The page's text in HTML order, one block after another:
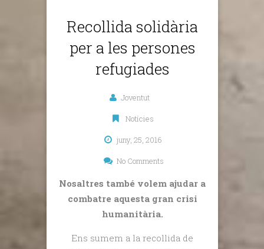
Recollida solidària
per a les persones
refugiades
Joventut
Notícies
juny, 25, 2016
No Comments
Nosaltres també volem ajudar a
combatre aquesta gran crisi
humanitària.
Ens sumem a la recollida de